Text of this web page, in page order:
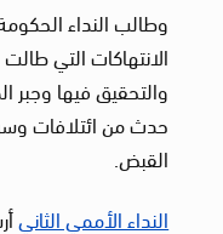
وطالب النداء
الانتهاكات التي
والتحقيق فيها وجبر
حدث من ائتلافات
القبض.
النداء الأممي الثاني